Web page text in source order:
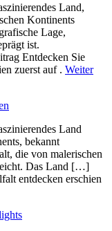
Land,
Kontinents
Lage,
ist.
Entdecken Sie
zuerst auf . Weiter
Land
bekannt
d‬ie v‬on malerischen
D‬as Land […]
entdecken erschien